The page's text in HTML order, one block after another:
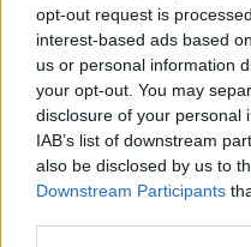
opt-out request is
interest-based ads based
us or personal information
your opt-out. You may
disclosure of your personal
IAB’s list of downstream
also be disclosed by us to
Downstream Participants
A produkcióban a
Mária és Szabó P.
fiatalok között
ismeretlen fiatalt
jelentkező közül,
szerepeire kiírt
részt vettek: Angler